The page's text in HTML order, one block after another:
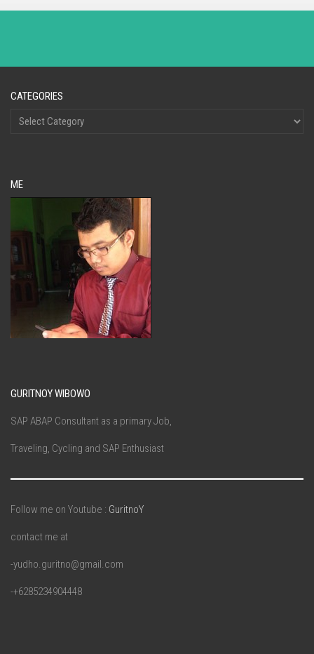
CATEGORIES
ME
GURITNOY WIBOWO
SAP ABAP Consultant as a primary Job,
Traveling, Cycling and SAP Enthusiast
Follow me on Youtube : GuritnoY
contact me at
-yudho.guritno@gmail.com
-+6285234904448